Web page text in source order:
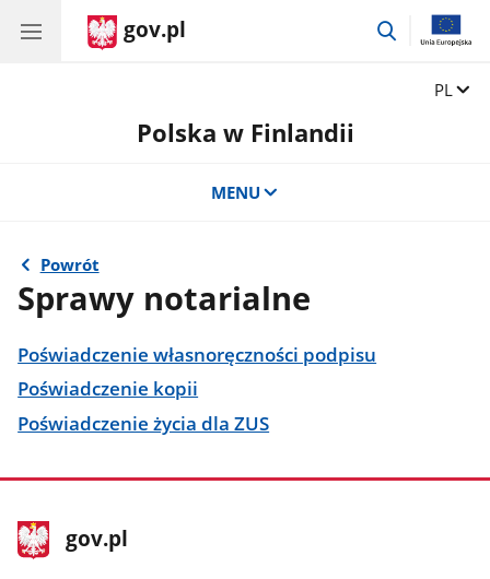
gov.pl
przejdź
Zmień
PL
Polska w Finlandii
MENU
Powrót
Sprawy notarialne
Poświadczenie własnoręczności podpisu
Poświadczenie kopii
Poświadczenie życia dla ZUS
stopka
gov.pl
Strona
gov.pl